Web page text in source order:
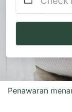
to
with
the
Penawaran